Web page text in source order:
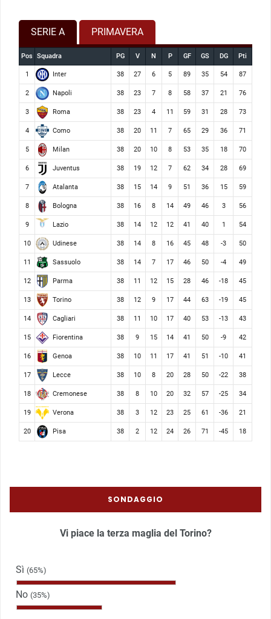
SERIE A PRIMAVERA
Pos Squadra PG V N P GF GS DG Pti
1 Inter 38 27 6 5 89 35 54 87
2 Napoli 38 23 7 8 58 37 21 76
3 Roma 38 23 4 11 59 31 28 73
4 Como 38 20 11 7 65 29 36 71
5 Milan 38 20 10 8 53 35 18 70
6 Juventus 38 19 12 7 62 34 28 69
7 Atalanta 38 15 14 9 51 36 15 59
8 Bologna 38 16 8 14 49 46 3 56
9 Lazio 38 14 12 12 41 40 1 54
10 Udinese 38 14 8 16 45 48 -3 50
11 Sassuolo 38 14 7 17 46 50 -4 49
12 Parma 38 11 12 15 28 46 -18 45
13 Torino 38 12 9 17 44 63 -19 45
14 Cagliari 38 11 10 17 40 53 -13 43
15 Fiorentina 38 9 15 14 41 50 -9 42
16 Genoa 38 10 11 17 41 51 -10 41
17 Lecce 38 10 8 20 28 50 -22 38
18 Cremonese 38 8 10 20 32 57 -25 34
19 Verona 38 3 12 23 25 61 -36 21
20 Pisa 38 2 12 24 26 71 -45 18
SONDAGGIO
Vi piace la terza maglia del Torino?
Sì (65%)
No (35%)